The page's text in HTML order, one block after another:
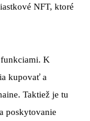
NFT, ktoré
funkciami. K
kupovať a
Taktiež je tu
poskytovanie